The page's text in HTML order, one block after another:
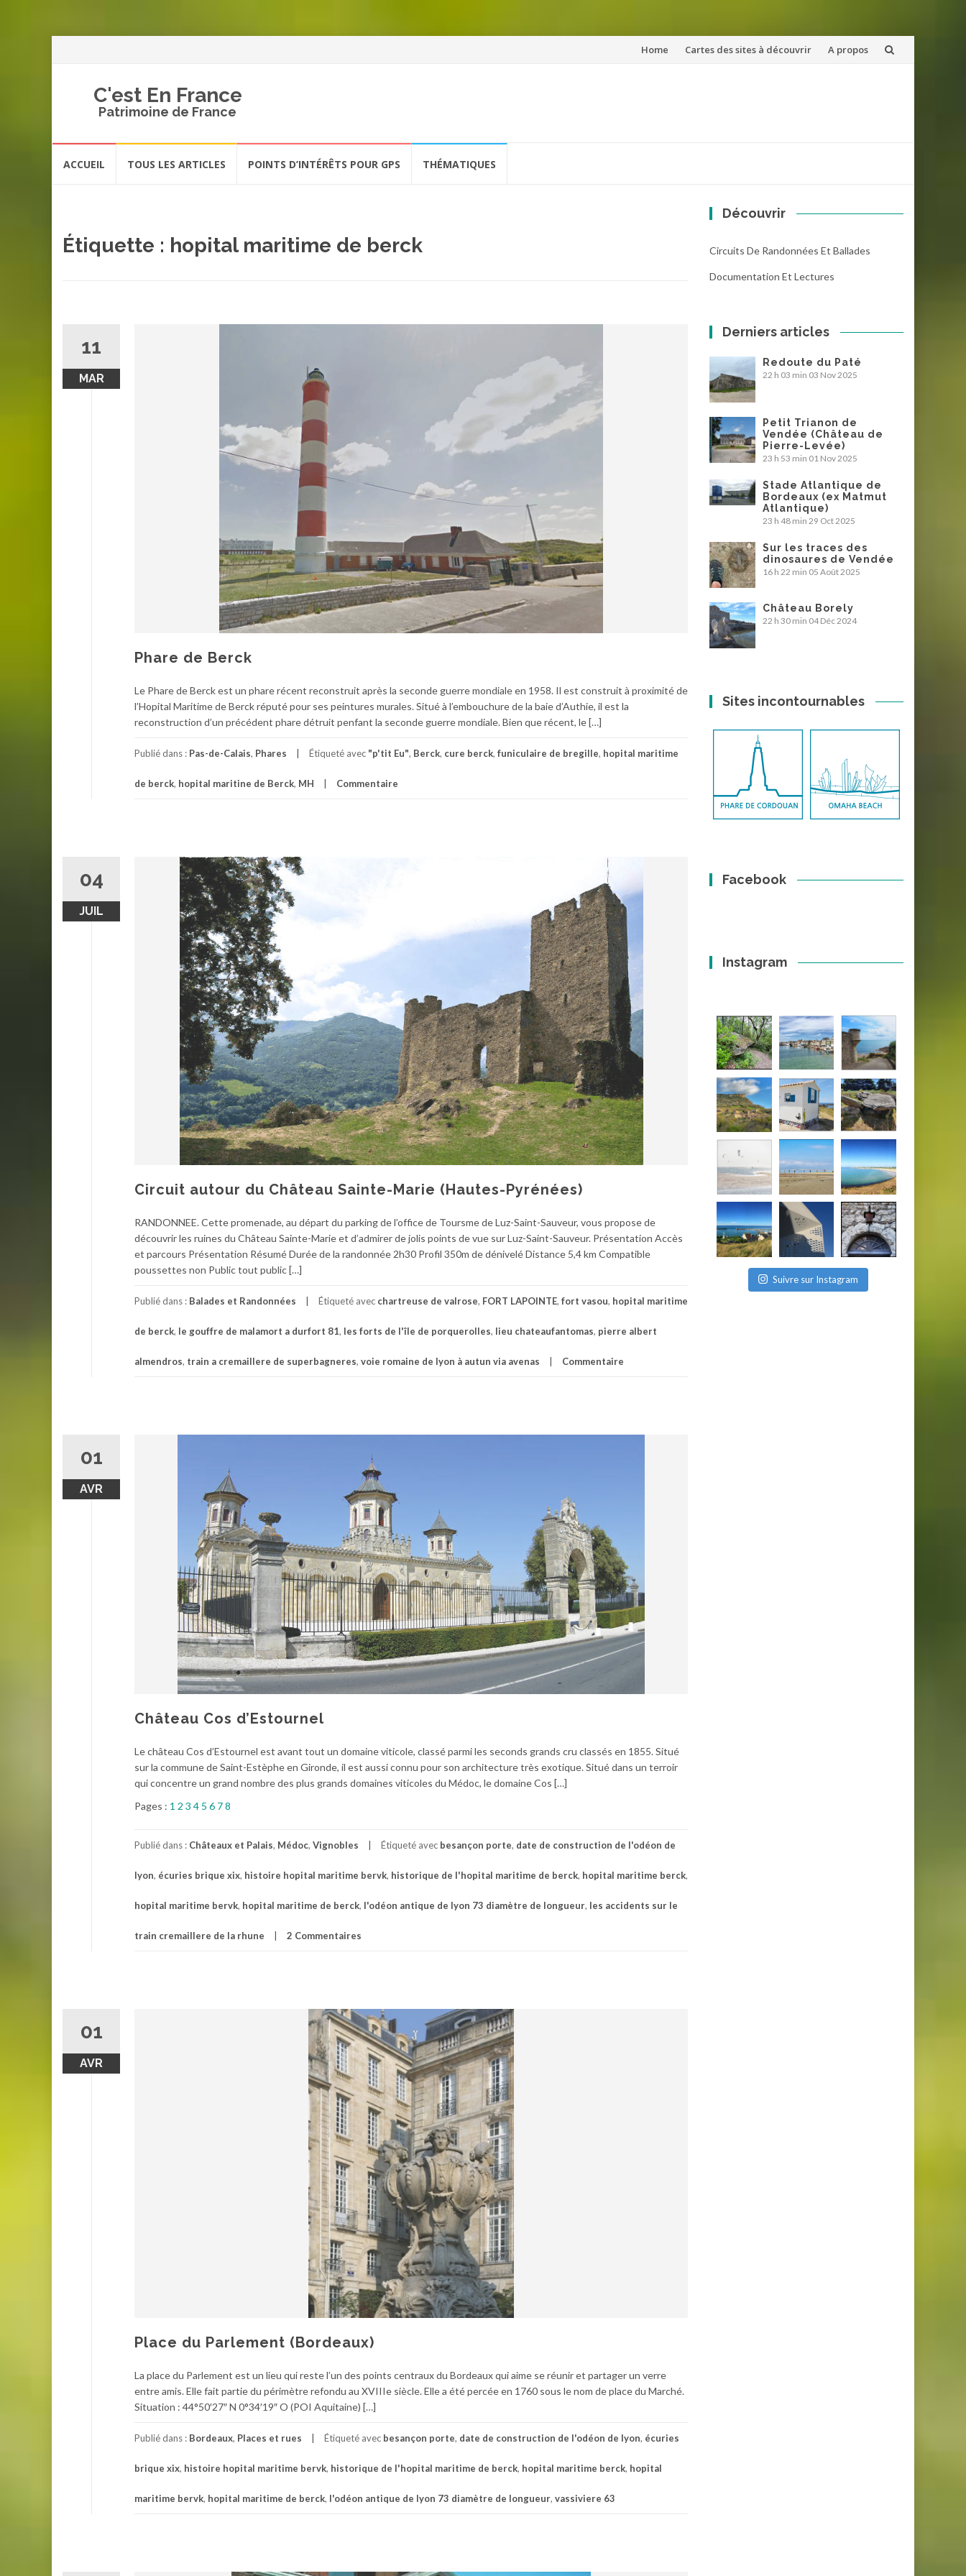
Aller
Home Cartes des sites à découvrir A propos
C'est En France
Patrimoine de France
ACCUEIL TOUS LES ARTICLES POINTS D’INTÉRÊTS POUR GPS THÉMATIQUES
Étiquette : hopital maritime de berck
11
MAR
Phare de Berck
Le Phare de Berck est un phare récent reconstruit après la seconde guerre mondiale en 1958. Il est construit à proximité de
l’Hopital Maritime de Berck réputé pour ses peintures murales. Situé à l’embouchure de la baie d’Authie, il est la
reconstruction d’un précédent phare détruit penfant la seconde guerre mondiale. Bien que récent, le […]
Publié dans : Pas-de-Calais, Phares Étiqueté avec "p'tit Eu", Berck, cure berck, funiculaire de bregille, hopital maritime
de berck, hopital maritine de Berck, MH Commentaire
04
JUIL
Circuit autour du Château Sainte-Marie (Hautes-Pyrénées)
RANDONNEE. Cette promenade, au départ du parking de l’office de Toursme de Luz-Saint-Sauveur, vous propose de
découvrir les ruines du Château Sainte-Marie et d’admirer de jolis points de vue sur Luz-Saint-Sauveur. Présentation Accès
et parcours Présentation Résumé Durée de la randonnée 2h30 Profil 350m de dénivelé Distance 5,4 km Compatible
poussettes non Public tout public […]
Publié dans : Balades et Randonnées Étiqueté avec chartreuse de valrose, FORT LAPOINTE, fort vasou, hopital maritime
de berck, le gouffre de malamort a durfort 81, les forts de l'île de porquerolles, lieu chateaufantomas, pierre albert
almendros, train a cremaillere de superbagneres, voie romaine de lyon à autun via avenas Commentaire
01
AVR
Château Cos d’Estournel
Le château Cos d’Estournel est avant tout un domaine viticole, classé parmi les seconds grands cru classés en 1855. Situé
sur la commune de Saint-Estèphe en Gironde, il est aussi connu pour son architecture très exotique. Situé dans un terroir
qui concentre un grand nombre des plus grands domaines viticoles du Médoc, le domaine Cos […]
Pages : 1 2 3 4 5 6 78
Publié dans : Châteaux et Palais, Médoc, Vignobles Étiqueté avec besançon porte, date de construction de l'odéon de
lyon, écuries brique xix, histoire hopital maritime bervk, historique de l'hopital maritime de berck, hopital maritime berck,
hopital maritime bervk, hopital maritime de berck, l'odéon antique de lyon 73 diamètre de longueur, les accidents sur le
train cremaillere de la rhune 2 Commentaires
01
AVR
Place du Parlement (Bordeaux)
La place du Parlement est un lieu qui reste l’un des points centraux du Bordeaux qui aime se réunir et partager un verre
entre amis. Elle fait partie du périmètre refondu au XVIIIe siècle. Elle a été percée en 1760 sous le nom de place du Marché.
Situation : 44°50′27″ N 0°34′19″ O (POI Aquitaine) […]
Publié dans : Bordeaux, Places et rues Étiqueté avec besançon porte, date de construction de l'odéon de lyon, écuries
brique xix, histoire hopital maritime bervk, historique de l'hopital maritime de berck, hopital maritime berck, hopital
maritime bervk, hopital maritime de berck, l'odéon antique de lyon 73 diamètre de longueur, vassiviere 63
Découvrir
Circuits De Randonnées Et Ballades
Documentation Et Lectures
Derniers articles
Redoute du Paté
22 h 03 min 03 Nov 2025
Petit Trianon de
Vendée (Château de
Pierre-Levée)
23 h 53 min 01 Nov 2025
Stade Atlantique de
Bordeaux (ex Matmut
Atlantique)
23 h 48 min 29 Oct 2025
Sur les traces des
dinosaures de Vendée
16 h 22 min 05 Août 2025
Château Borely
22 h 30 min 04 Déc 2024
Sites incontournables
Facebook
Instagram
Suivre sur Instagram